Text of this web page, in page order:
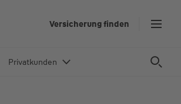
Versicherung finden
Privatkunden